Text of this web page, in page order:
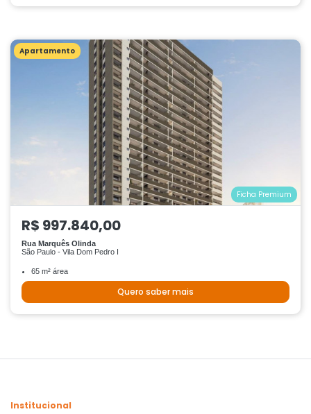
Apartamento
Ficha Premium
R$ 997.840,00
Rua Marquês Olinda
São Paulo - Vila Dom Pedro I
65 m² área
Quero saber mais
Institucional